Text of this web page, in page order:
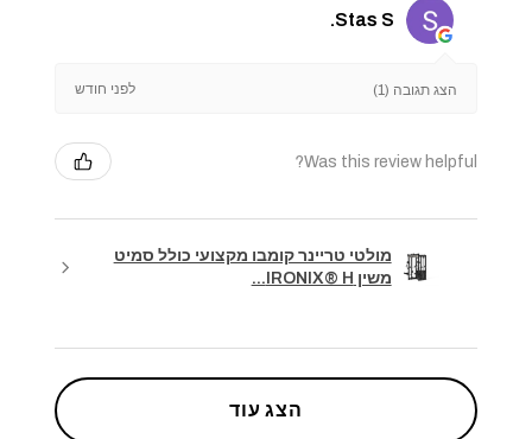
Stas S.
הצג תגובה (1) לפני חודש
Was this review helpful?
מולטי טריינר קומבו מקצועי כולל סמיט
משין IRONIX® H...
הצג עוד